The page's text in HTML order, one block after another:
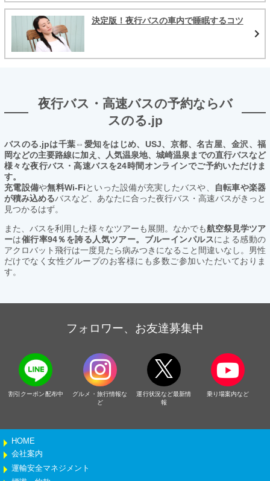
決定版！夜行バスの車内で睡眠するコツ
夜行バス・高速バスの予約ならバ
スのる.jp
バスのる.jpは千葉⇔愛知をはじめ、USJ、京都、名古屋、金沢、福
岡などの主要路線に加え、人気温泉地、城崎温泉までの直行バスなど
様々な夜行バス・高速バスを24時間オンラインでご予約いただけま
す。
充電設備や無料Wi-Fiといった設備が充実したバスや、
自転車や楽器
が積み込めるバスなど、あなたに合った夜行バス・高速バスがきっと
見つかるはず。
また、バスを利用した様々なツアーも展開。なかでも航空祭見学ツア
ーは催行率94％を誇る人気ツアー。ブルーインパルスによる感動の
アクロバット飛行は一度見たら病みつきになること間違いなし。男性
だけでなく女性グループのお客様にも多数ご参加いただいておりま
す。
フォロワー、お友達募集中
割引クーポン配布中
グルメ・旅行情報な
ど
運行状況など最新情
報
乗り場案内など
HOME
会社案内
運輸安全マネジメント